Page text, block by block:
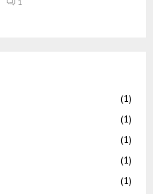
(1)
(1)
(1)
(1)
(1)